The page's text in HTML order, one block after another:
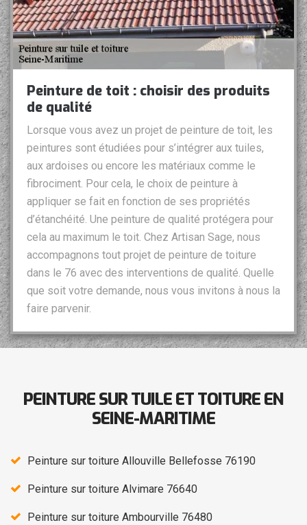
Peinture de toit : choisir des produits
de qualité
Lorsque vous avez un projet de peinture de toit, les
peintures sont étudiées pour s’intégrer aux tuiles,
aux ardoises ou encore les matériaux comme le
fibrociment. Pour cela, le choix de peinture à
appliquer se fait en fonction de ses propriétés
d’étanchéité. Une peinture de qualité protégera pour
cela au maximum le toit. Chez Artisan Sage, nous
accompagnons tout projet de peinture de toiture
dans le 76 avec des interventions de qualité. Quelle
que soit votre demande, nous vous invitons à nous la
faire parvenir.
PEINTURE SUR TUILE ET TOITURE EN
SEINE-MARITIME
Peinture sur toiture Allouville Bellefosse 76190
Peinture sur toiture Alvimare 76640
Peinture sur toiture Ambourville 76480